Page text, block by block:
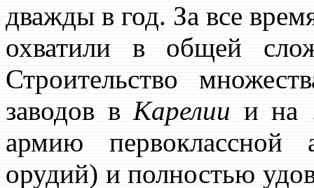
дважды в год. За все
охватили в общей
Строительство
заводов вКарелии и на
армию первоклассной
орудий) и полностью